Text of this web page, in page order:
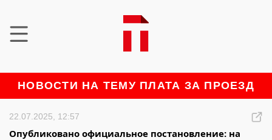
НОВОСТИ НА ТЕМУ ПЛАТА ЗА ПРОЕЗД
22.07.2025, 12:57
Опубликовано официальное постановление: на